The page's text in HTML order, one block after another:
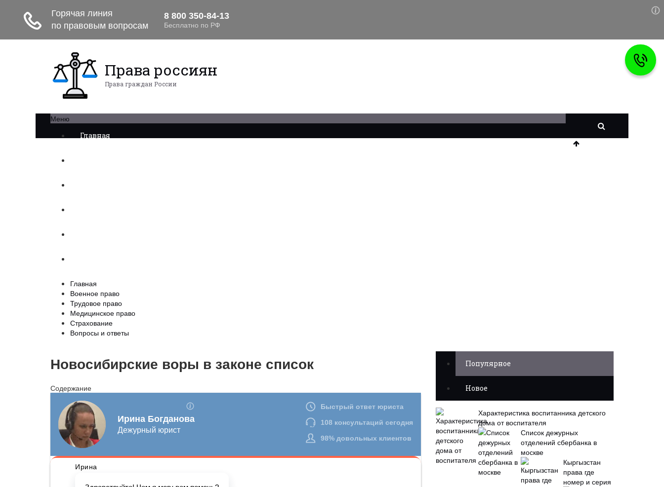
Права россиян
Права граждан России
Меню
Главная
Главная
Военное право
Трудовое право
Медицинское право
Страхование
Вопросы и ответы
Новосибирские воры в законе список
Содержание
Популярное
Новое
Характеристика воспитанника детского
дома от воспитателя
Список дежурных
отделений сбербанка в
москве
Кыргызстан
права где
номер и серия